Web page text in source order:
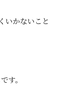
いかないこと
です。